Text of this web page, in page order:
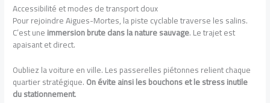
Accessibilité et modes de transport doux
Pour rejoindre Aigues-Mortes, la piste cyclable traverse les salins.
C’est uneimmersion brute dans la nature sauvage. Le trajet est
apaisant et direct.
Oubliez la voiture en ville. Les passerelles piétonnes relient chaque
quartier stratégique.On évite ainsi les bouchons et le stress inutile
du stationnement.